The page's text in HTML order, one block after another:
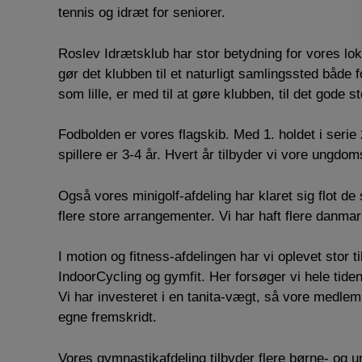
tennis og idræt for seniorer.
Roslev Idrætsklub har stor betydning for vores
gør det klubben til et naturligt samlingssted både
som lille, er med til at gøre klubben, til det gode
Fodbolden er vores flagskib. Med 1. holdet i
spillere er 3-4 år. Hvert år tilbyder vi vore
Også vores minigolf-afdeling har klaret sig flot
flere store arrangementer. Vi har haft flere
I motion og fitness-afdelingen har vi oplevet
IndoorCycling og gymfit. Her forsøger vi hele
Vi har investeret i en tanita-vægt, så vore
egne fremskridt.
Vores gymnastikafdeling tilbyder flere børne- og